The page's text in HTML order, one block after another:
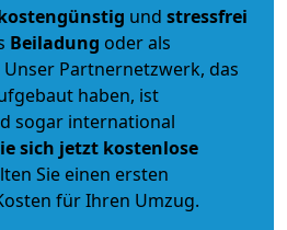
und stressfrei
Beiladung oder als
Unser Partnernetzwerk, das
haben, ist
sogar international
sich jetzt kostenlose
Sie einen ersten
für Ihren Umzug.